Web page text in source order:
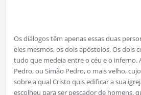
Os diálogos têm apenas essas duas
eles mesmos, os dois apóstolos. Os dois
tudo que medeia entre o céu e o inferno.
Pedro, ou Simão Pedro, o mais velho,
sobre a qual Cristo quis edificar a sua
escolheu para ser pescador de homens,